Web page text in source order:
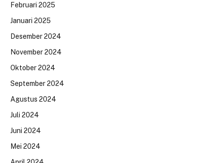
Februari 2025
Januari 2025
Desember 2024
November 2024
Oktober 2024
September 2024
Agustus 2024
Juli 2024
Juni 2024
Mei 2024